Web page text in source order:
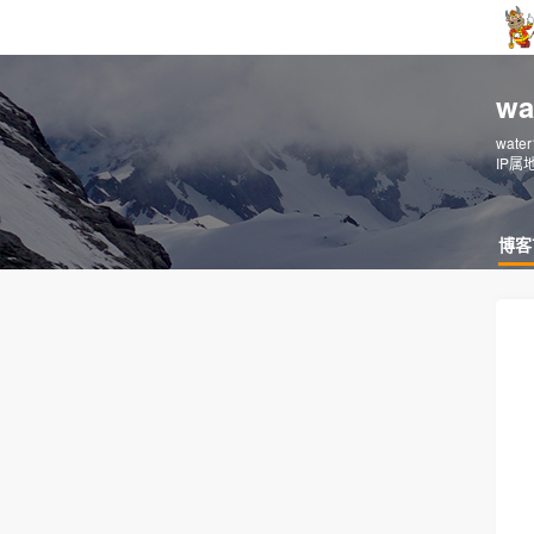
IP属
博